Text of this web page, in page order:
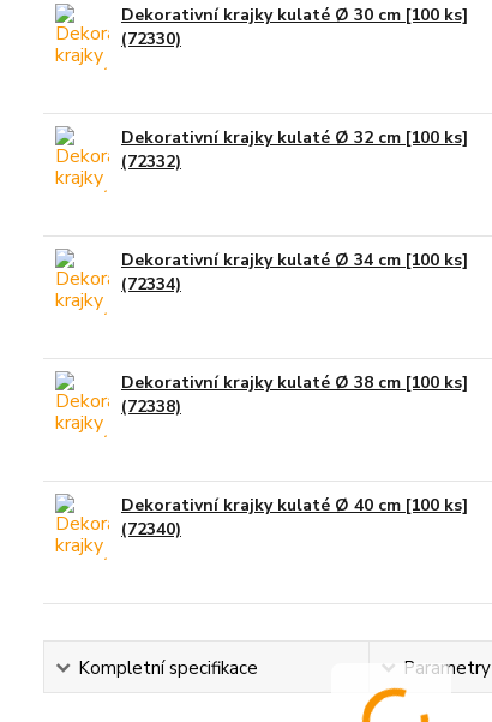
Dekorativní krajky kulaté Ø 30 cm [100 ks]
(72330)
Dekorativní krajky kulaté Ø 32 cm [100 ks]
(72332)
Dekorativní krajky kulaté Ø 34 cm [100 ks]
(72334)
Dekorativní krajky kulaté Ø 38 cm [100 ks]
(72338)
Dekorativní krajky kulaté Ø 40 cm [100 ks]
(72340)
Kompletní specifikace Parametry